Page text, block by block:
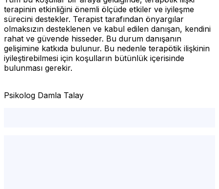
terapinin etkinliğini önemli ölçüde etkiler ve iyileşme
sürecini destekler. Terapist tarafından önyargılar
olmaksızın desteklenen ve kabul edilen danışan, kendini
rahat ve güvende hisseder. Bu durum danışanın
gelişimine katkıda bulunur. Bu nedenle terapötik ilişkinin
iyileştirebilmesi için koşulların bütünlük içerisinde
bulunması gerekir.
Psikolog Damla Talay